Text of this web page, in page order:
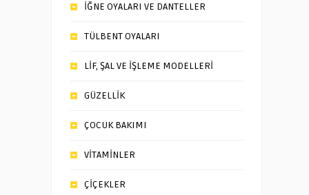
İĞNE OYALARI VE DANTELLER
TÜLBENT OYALARI
LİF, ŞAL VE İŞLEME MODELLERİ
GÜZELLİK
ÇOCUK BAKIMI
VİTAMİNLER
ÇİÇEKLER